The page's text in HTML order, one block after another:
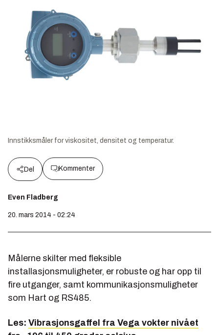
Innstikksmåler for viskositet, densitet og temperatur.
Del Kommenter
Even Fladberg
20. mars 2014 - 02:24
Målerne skilter med fleksible
installasjonsmuligheter, er robuste og har opp til
fire utganger, samt kommunikasjonsmuligheter
som Hart og RS485.
Les: Vibrasjonsgaffel fra Vega vokter nivået